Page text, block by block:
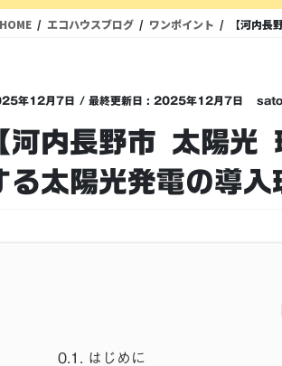
HOME エコハウスブログ ワンポイント 【河内長
年12月7日 / 最終更新日 : 2025年12月7日
河内長野市 太陽光
る太陽光発電の導入
0.1. はじめに